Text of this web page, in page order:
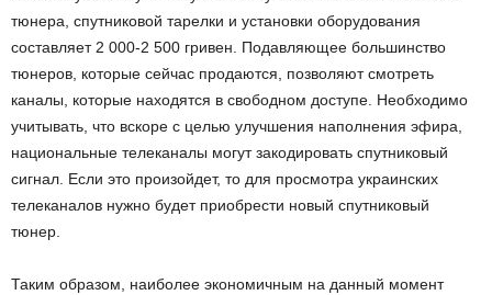
тюнера, спутниковой тарелки и установки оборудования
составляет 2 000-2 500 гривен. Подавляющее большинство
тюнеров, которые сейчас продаются, позволяют смотреть
каналы, которые находятся в свободном доступе. Необходимо
учитывать, что вскоре с целью улучшения наполнения эфира,
национальные телеканалы могут закодировать спутниковый
сигнал. Если это произойдет, то для просмотра украинских
телеканалов нужно будет приобрести новый спутниковый
тюнер.
Таким образом, наиболее экономичным на данный момент